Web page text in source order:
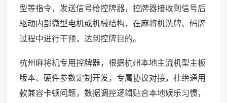
型等指令，发送信号给控牌器，控牌器接收到信号后
驱动内部微型电机或机械结构，在麻将机洗牌、码牌
过程中进行干预，达到控牌目的。
杭州麻将机专用控牌器，根据杭州本地主流机型主板
版本、硬件参数定制开发，专属协议对接，杜绝通用
款兼容卡顿问题，数据调控逻辑贴合本地娱乐习惯，